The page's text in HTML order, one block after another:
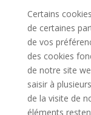
Certains
de certaines
de vos
des cookies
de notre site
saisir à
de la visite de
éléments